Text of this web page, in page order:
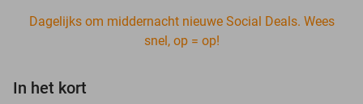
Dagelijks om middernacht nieuwe Social Deals. Wees
snel, op = op!
In het kort